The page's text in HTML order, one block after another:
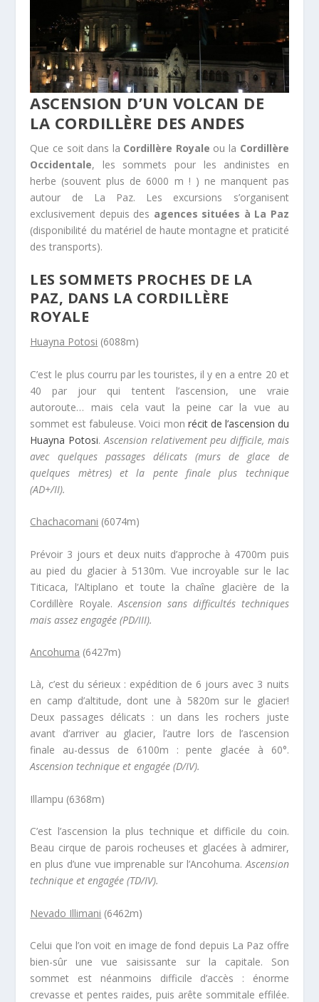
ASCENSION D’UN VOLCAN DE
LA CORDILLÈRE DES ANDES
Que ce soit dans la Cordillère Royale ou la Cordillère
Occidentale, les sommets pour les andinistes en
herbe (souvent plus de 6000 m ! ) ne manquent pas
autour de La Paz. Les excursions s’organisent
exclusivement depuis des agences situées à La Paz
(disponibilité du matériel de haute montagne et praticité
des transports).
LES SOMMETS PROCHES DE LA
PAZ, DANS LA CORDILLÈRE
ROYALE
Huayna Potosi (6088m)
C’est le plus courru par les touristes, il y en a entre 20 et
40 par jour qui tentent l’ascension, une vraie
autoroute… mais cela vaut la peine car la vue au
sommet est fabuleuse. Voici mon récit de l’ascension du
Huayna Potosi. Ascension relativement peu difficile, mais
avec quelques passages délicats (murs de glace de
quelques mètres) et la pente finale plus technique
(AD+/II).
Chachacomani (6074m)
Prévoir 3 jours et deux nuits d’approche à 4700m puis
au pied du glacier à 5130m. Vue incroyable sur le lac
Titicaca, l’Altiplano et toute la chaîne glacière de la
Cordillère Royale.Ascension sans difficultés techniques
mais assez engagée (PD/III).
Ancohuma (6427m)
Là, c’est du sérieux : expédition de 6 jours avec 3 nuits
en camp d’altitude, dont une à 5820m sur le glacier!
Deux passages délicats : un dans les rochers juste
avant d’arriver au glacier, l’autre lors de l’ascension
finale au-dessus de 6100m : pente glacée à 60°.
Ascension technique et engagée (D/IV).
Illampu (6368m)
C’est l’ascension la plus technique et difficile du coin.
Beau cirque de parois rocheuses et glacées à admirer,
en plus d’une vue imprenable sur l’Ancohuma.Ascension
technique et engagée (TD/IV).
Nevado Illimani (6462m)
Celui que l’on voit en image de fond depuis La Paz offre
bien-sûr une vue saisissante sur la capitale. Son
sommet est néanmoins difficile d’accès : énorme
crevasse et pentes raides, puis arête sommitale effilée.